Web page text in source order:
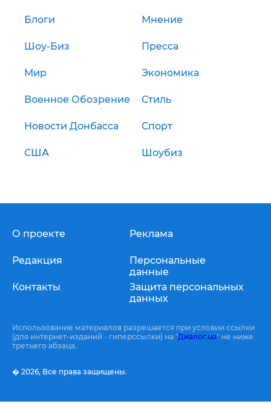
Блоги Мнение
Шоу-Биз Пресса
Мир Экономика
Военное Обозрение Стиль
Новости Донбасса Спорт
США Шоубиз
О проекте
Редакция
Контакты
Реклама
Персональные
данные
Защита персональных
данных
Использование материалов разрешается при условии ссылки
(для интернет-изданий - гиперссылки) на "Диалог.ua" не ниже
третьего абзаца.
� 2026, Все права защищены.